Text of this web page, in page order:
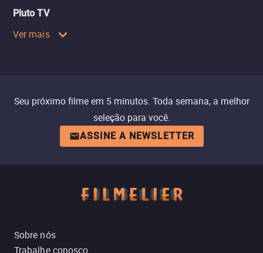
Pluto TV
Ver mais
Seu próximo filme em 5 minutos. Toda semana, a melhor
seleção para você.
ASSINE A NEWSLETTER
Sobre nós
Trabalhe conosco